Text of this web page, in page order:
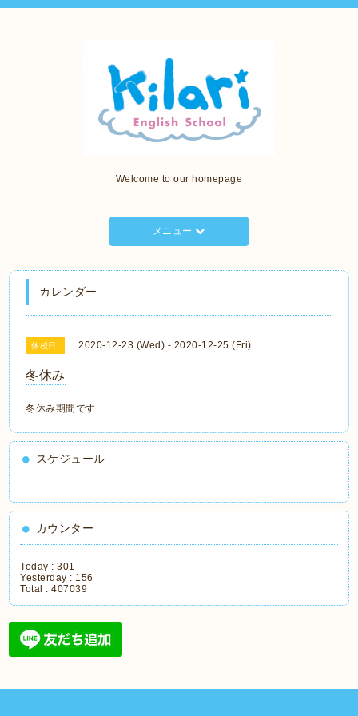
Welcome to our homepage
メニュー
カレンダー
休校日 2020-12-23 (Wed) - 2020-12-25 (Fri)
冬休み
冬休み期間です
スケジュール
カウンター
Today :301
Yesterday : 156
Total :407039